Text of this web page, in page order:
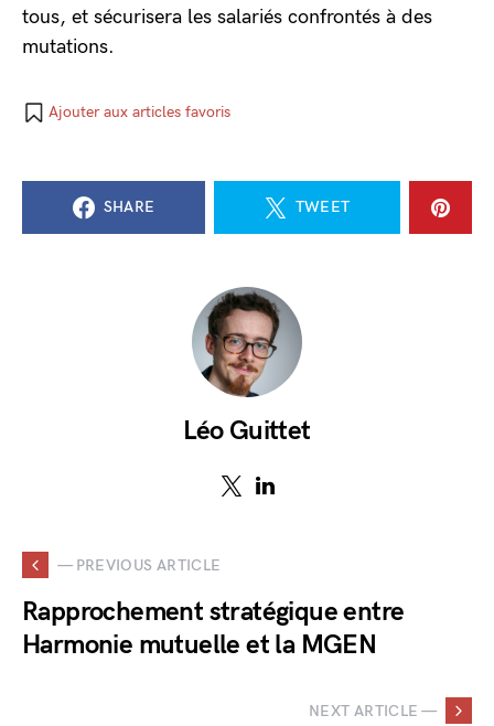
tous, et sécurisera les salariés confrontés à des
mutations.
Ajouter aux articles favoris
SHARE TWEET
Léo Guittet
— PREVIOUS ARTICLE
Rapprochement stratégique entre
Harmonie mutuelle et la MGEN
NEXT ARTICLE —